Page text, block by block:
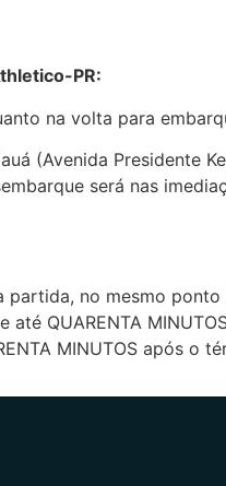
PR:
na volta para
(Avenida Presidente
será nas
no mesmo
QUARENTA
MINUTOS após o